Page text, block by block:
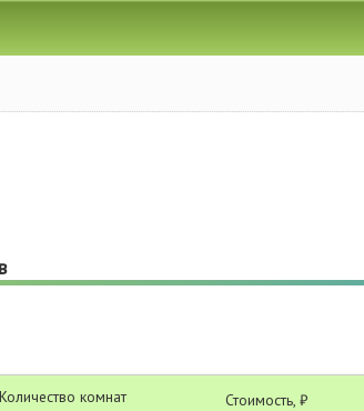
Количество комнат Стоимость, ₽